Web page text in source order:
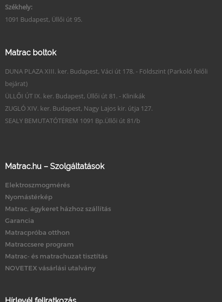
Székhely:
1091 Budapest, Üllői út 95.
Matrac boltok
DUNA PLAZA XIII. ker. Budapest, Váci út 178. - Földszint (Parkoló felőli
bejárat)
ÜLLŐI ÚT IX. ker. Budapest, Üllői út 81. - Klinikák
ZUGLÓ XIV. ker. Budapest, Nagy Lajos kir. útja 127.
SEALY BEMUTATÓTEREM 1091 Bp.Üllői út 81/b
Matrac.hu – Szolgáltatások
Elektroszmogmérés
Nyomástérkép
Matrac, ágykeret házhoz szállítás
Garancia
Matracpróba otthon
Matraccsere program
Matrac- és matrachuzat tisztítás
NOVETEX vásárlási utalvány